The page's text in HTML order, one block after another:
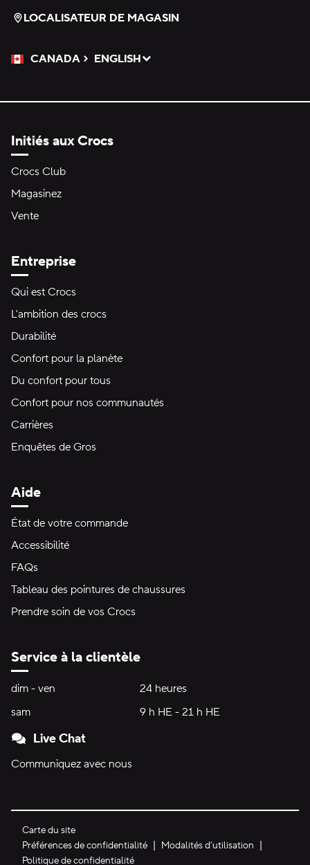
LOCALISATEUR DE MAGASIN
CANADA
Veuillez sélectionner une langue
ENGLISH
Sélectionné
Initiés aux Crocs
Crocs Club
Magasinez
Vente
Entreprise
Qui est Crocs
L'ambition des crocs
Durabilité
Confort pour la planète
Du confort pour tous
Confort pour nos communautés
Carrières
Enquêtes de Gros
Aide
État de votre commande
Accessibilité
FAQs
Tableau des pointures de chaussures
Prendre soin de vos Crocs
Service à la clientèle
Heures d'ouverture:
dim - ven dimanche à vendredi24 heures24 heures
sam
9 h HE - 21 h HE9 h HE - 21 h HE
Live Chat
Communiquez avec nous
Carte du site
Préférences de confidentialité
Modalités d’utilisation
Politique de confidentialité